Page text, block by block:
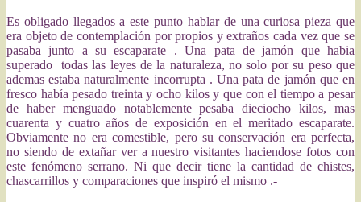
Es obligado llegados a este punto hablar de una curiosa pieza que
era objeto de contemplación por propios y extraños cada vez que se
pasaba junto a su escaparate . Una pata de jamón que habia
superado todas las leyes de la naturaleza, no solo por su peso que
ademas estaba naturalmente incorrupta . Una pata de jamón que en
fresco había pesado treinta y ocho kilos y que con el tiempo a pesar
de haber menguado notablemente pesaba dieciocho kilos, mas
cuarenta y cuatro años de exposición en el meritado escaparate.
Obviamente no era comestible, pero su conservación era perfecta,
no siendo de extañar ver a nuestro visitantes haciendose fotos con
este fenómeno serrano. Ni que decir tiene la cantidad de chistes,
chascarrillos y comparaciones que inspiró el mismo .-